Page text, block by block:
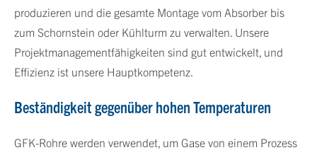
produzieren und die gesamte Montage vom Absorber bis
zum Schornstein oder Kühlturm zu verwalten. Unsere
Projektmanagementfähigkeiten sind gut entwickelt, und
Effizienz ist unsere Hauptkompetenz.
Beständigkeit gegenüber hohen Temperaturen
GFK-Rohre werden verwendet, um Gase von einem Prozess